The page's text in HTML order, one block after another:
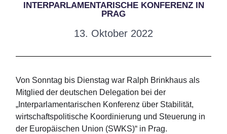
INTERPARLAMENTARISCHE KONFERENZ IN
PRAG
13. Oktober 2022
Von Sonntag bis Dienstag war Ralph Brinkhaus als
Mitglied der deutschen Delegation bei der
„Interparlamentarischen Konferenz über Stabilität,
wirtschaftspolitische Koordinierung und Steuerung in
der Europäischen Union (SWKS)“ in Prag.